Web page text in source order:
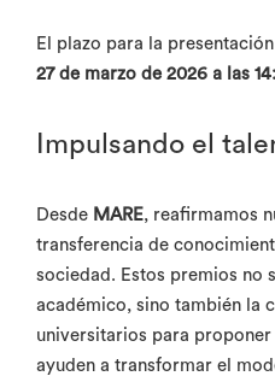
El plazo para la
27 de marzo de 2026 a las
Impulsando el
Desde MARE, reafirmamos
transferencia de
sociedad. Estos premios no
académico, sino también la
universitarios para
ayuden a transformar el